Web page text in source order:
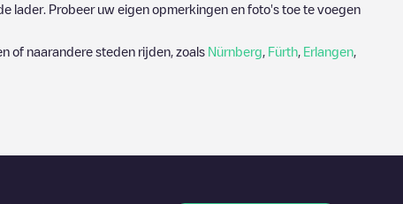
lader. Probeer uw eigen opmerkingen en foto's toe te voegen
of naarandere steden rijden, zoals Nürnberg Fürth Erlangen